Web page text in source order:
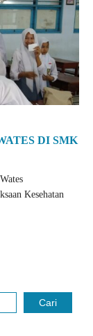
DI SMK
Kesehatan
Cari